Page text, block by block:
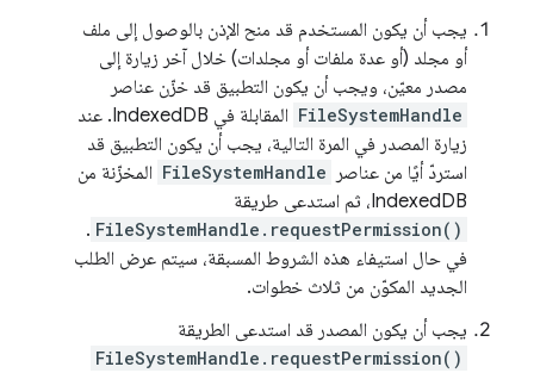
يجب أن يكون المستخدم قد منح الإذن بالوصول إلى ملف
أو مجلد (أو عدة ملفات أو مجلدات) خلال آخر زيارة إلى
مصدر معيّن، ويجب أن يكون التطبيق قد خزّن عناصر
FileSystemHandle
المقابلة في IndexedDB. عند
زيارة المصدر في المرة التالية، يجب أن يكون التطبيق قد
استردّ أيًا من عناصر
FileSystemHandle المخزّنة من
IndexedDB، ثم استدعى طريقة
FileSystemHandle.requestPermission()
.
في حال استيفاء هذه الشروط المسبقة، سيتم عرض الطلب
الجديد المكوّن من ثلاث خطوات.
يجب أن يكون المصدر قد استدعى الطريقة
FileSystemHandle.requestPermission()